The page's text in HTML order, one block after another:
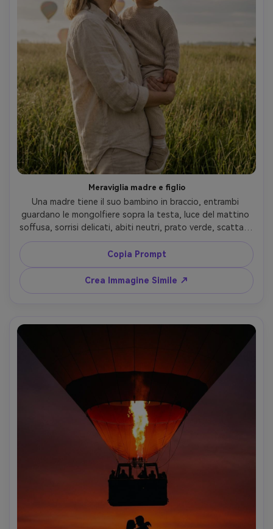
Meraviglia madre e figlio
Una madre tiene il suo bambino in braccio, entrambi
guardano le mongolfiere sopra la testa, luce del mattino
soffusa, sorrisi delicati, abiti neutri, prato verde, scattata
con Nikon Z7 II, 50mm f/1.8, mezza figura, colori naturali,
ritratto di famiglia fotorealistico dal tono caldo ed
emotivo --ar 4:5
Copia Prompt
Crea Immagine Simile ↗